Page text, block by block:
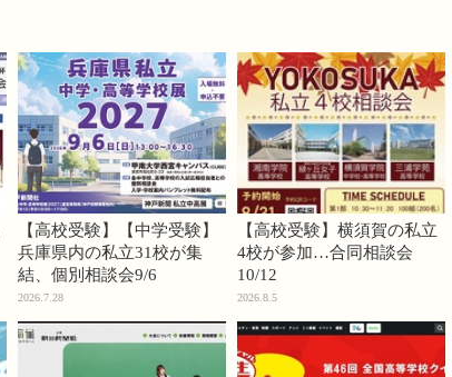
【高校受験】【中学受験】
兵庫県内の私立31校が集
結、個別相談会9/6
2026.7.28
【高校受験】横須賀の私立
4校が参加…合同相談会
10/12
2026.8.5